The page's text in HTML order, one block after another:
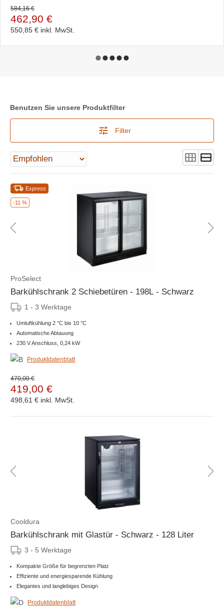
584,16 €
462,90 €
550,85 € inkl. MwSt.
Benutzen Sie unsere Produktfilter
Filter
-11 %
Express
ProSelect
Barkühlschrank 2 Schiebetüren - 198L - Schwarz
1 - 3 Werktage
Umluftkühlung 2 °C bis 10 °C
Automatische Abtauung
230 V Anschluss, 0,24 kW
Produktdatenblatt
470,00 €
419,00 €
498,61 € inkl. MwSt.
Cooldura
Barkühlschrank mit Glastür - Schwarz - 128 Liter
3 - 5 Werktage
Kompakte Größe für begrenzten Platz
Effiziente und energiesparende Kühlung
Elegantes und langlebiges Design
Produktdatenblatt